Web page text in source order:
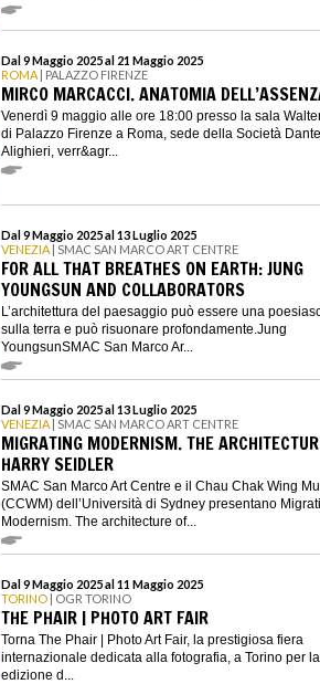
Dal 9 Maggio 2025 al 21 Maggio 2025
ROMA | PALAZZO FIRENZE
MIRCO MARCACCI. ANATOMIA
Venerdì 9 maggio alle ore 18:00 presso la sala
di Palazzo Firenze a Roma, sede della Società Dante
Alighieri, verr&agr...
Dal 9 Maggio 2025 al 13 Luglio 2025
VENEZIA | SMAC SAN MARCO ART CENTRE
FOR ALL THAT BREATHES ON EARTH: JUNG
YOUNGSUN AND COLLABORATORS
L’architettura del paesaggio può essere una
sulla terra e può risuonare profondamente.Jung
YoungsunSMAC San Marco Ar...
Dal 9 Maggio 2025 al 13 Luglio 2025
VENEZIA | SMAC SAN MARCO ART CENTRE
MIGRATING MODERNISM. THE
HARRY SEIDLER
SMAC San Marco Art Centre e il Chau Chak Wing
(CCWM) dell’Università di Sydney presentano
Modernism. The architecture of...
Dal 9 Maggio 2025 al 11 Maggio 2025
TORINO | OGR TORINO
THE PHAIR | PHOTO ART FAIR
Torna The Phair | Photo Art Fair, la prestigiosa fiera
internazionale dedicata alla fotografia, a Torino per
edizione d...